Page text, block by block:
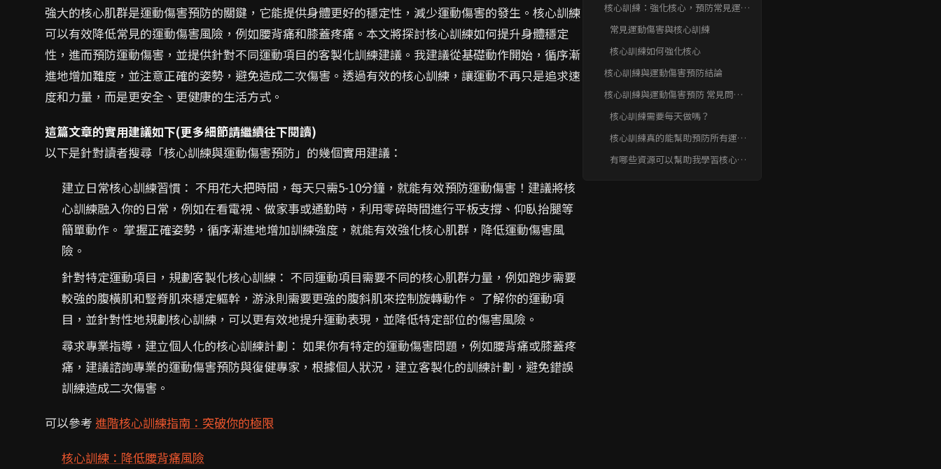
強大的核心肌群是運動傷害預防的關鍵，它能提供身體更好的穩定性，減少運動傷害的發生。核心訓練
可以有效降低常見的運動傷害風險，例如腰背痛和膝蓋疼痛。本文將探討核心訓練如何提升身體穩定
性，進而預防運動傷害，並提供針對不同運動項目的客製化訓練建議。我建議從基礎動作開始，循序漸
進地增加難度，並注意正確的姿勢，避免造成二次傷害。透過有效的核心訓練，讓運動不再只是追求速
度和力量，而是更安全、更健康的生活方式。
這篇文章的實用建議如下(更多細節請繼續往下閱讀)
以下是針對讀者搜尋「核心訓練與運動傷害預防」的幾個實用建議：
建立日常核心訓練習慣： 不用花大把時間，每天只需5-10分鐘，就能有效預防運動傷害！建議將核
心訓練融入你的日常，例如在看電視、做家事或通勤時，利用零碎時間進行平板支撐、仰臥抬腿等
簡單動作。 掌握正確姿勢，循序漸進地增加訓練強度，就能有效強化核心肌群，降低運動傷害風
險。
針對特定運動項目，規劃客製化核心訓練： 不同運動項目需要不同的核心肌群力量，例如跑步需要
較強的腹橫肌和豎脊肌來穩定軀幹，游泳則需要更強的腹斜肌來控制旋轉動作。 了解你的運動項
目，並針對性地規劃核心訓練，可以更有效地提升運動表現，並降低特定部位的傷害風險。
尋求專業指導，建立個人化的核心訓練計劃： 如果你有特定的運動傷害問題，例如腰背痛或膝蓋疼
痛，建議諮詢專業的運動傷害預防與復健專家，根據個人狀況，建立客製化的訓練計劃，避免錯誤
訓練造成二次傷害。
可以參考 進階核心訓練指南：突破你的極限
核心訓練：降低腰背痛風險
核心訓練：強化核心，預防常見運動
常見運動傷害與核心訓練
核心訓練如何強化核心
核心訓練與運動傷害預防結論
核心訓練與運動傷害預防 常見問題
核心訓練需要每天做嗎？
核心訓練真的能幫助預防所有運動
有哪些資源可以幫助我學習核心訓